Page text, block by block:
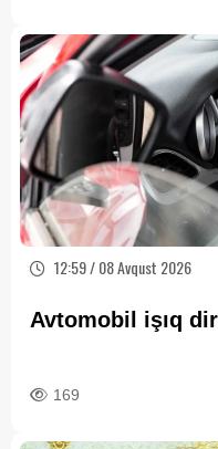
12:59 / 08 Avqust 2026
Avtomobil işıq
169